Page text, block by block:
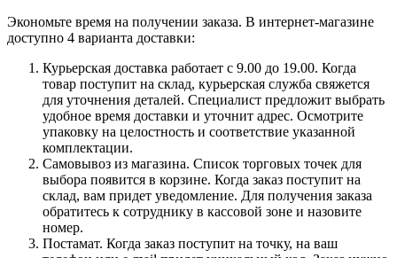
Экономьте время на получении заказа. В интернет-магазине
доступно 4 варианта доставки:
Курьерская доставка работает с 9.00 до 19.00. Когда
товар поступит на склад, курьерская служба свяжется
для уточнения деталей. Специалист предложит выбрать
удобное время доставки и уточнит адрес. Осмотрите
упаковку на целостность и соответствие указанной
комплектации.
Самовывоз из магазина. Список торговых точек для
выбора появится в корзине. Когда заказ поступит на
склад, вам придет уведомление. Для получения заказа
обратитесь к сотруднику в кассовой зоне и назовите
номер.
Постамат. Когда заказ поступит на точку, на ваш